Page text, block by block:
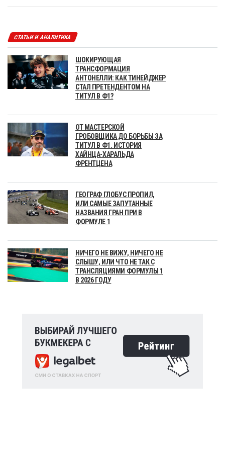
СТАТЬИ И АНАЛИТИКА
ШОКИРУЮЩАЯ
ТРАНСФОРМАЦИЯ
АНТОНЕЛЛИ: КАК ТИНЕЙДЖЕР
СТАЛ ПРЕТЕНДЕНТОМ НА
ТИТУЛ В Ф1?
ОТ МАСТЕРСКОЙ
ГРОБОВЩИКА ДО БОРЬБЫ ЗА
ТИТУЛ В Ф1. ИСТОРИЯ
ХАЙНЦА-ХАРАЛЬДА
ФРЕНТЦЕНА
ГЕОГРАФ ГЛОБУС ПРОПИЛ,
ИЛИ САМЫЕ ЗАПУТАННЫЕ
НАЗВАНИЯ ГРАН ПРИ В
ФОРМУЛЕ 1
НИЧЕГО НЕ ВИЖУ, НИЧЕГО НЕ
СЛЫШУ, ИЛИ ЧТО НЕ ТАК С
ТРАНСЛЯЦИЯМИ ФОРМУЛЫ 1
В 2026 ГОДУ